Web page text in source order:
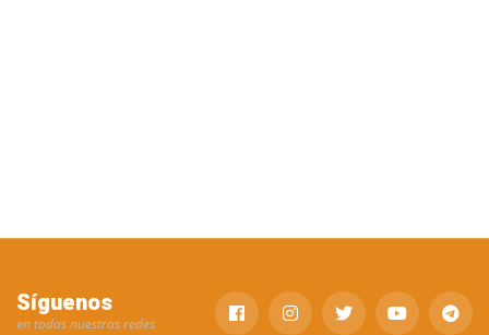
Síguenos
en todas nuestras redes